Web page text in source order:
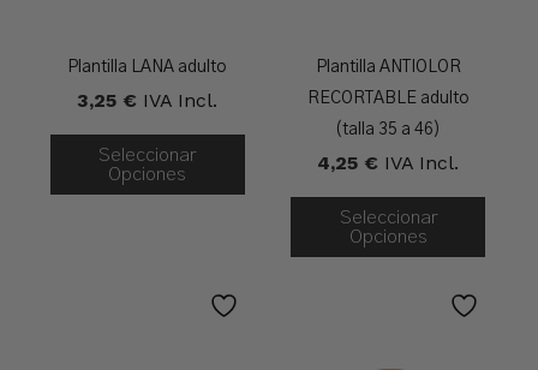
Plantilla LANA adulto
3,25 € IVA Incl.
Seleccionar
Opciones
Plantilla ANTIOLOR
RECORTABLE adulto
(talla 35 a 46)
4,25 € IVA Incl.
Seleccionar
Opciones